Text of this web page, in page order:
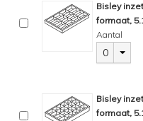
Bisley
formaat,
Aantal
0
Bisley
formaat,